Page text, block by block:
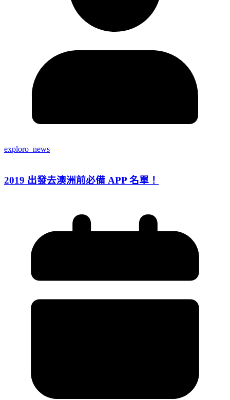
exploro_news
2019 出發去澳洲前必備 APP 名單！